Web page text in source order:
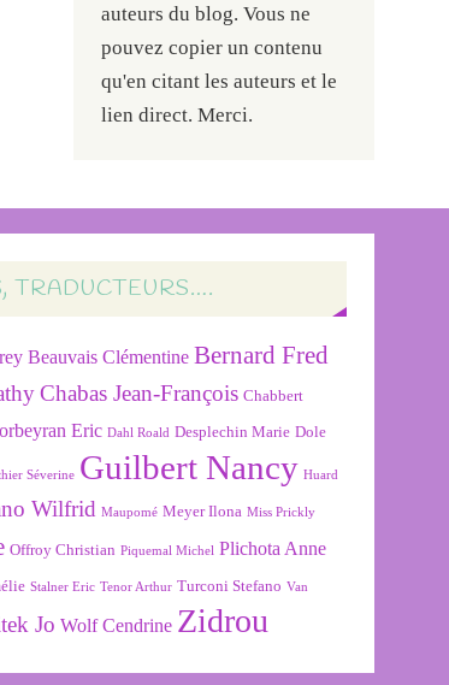
auteurs du blog. Vous ne
pouvez copier un contenu
qu'en citant les auteurs et le
lien direct. Merci.
TRADUCTEURS….
Beauvais Clémentine Bernard Fred
Chabas Jean-François Chabbert
Eric Dahl Roald Desplechin Marie Dole
Séverine Guilbert Nancy Huard
Wilfrid Maupomé Meyer Ilona Miss Prickly
Offroy Christian Piquemal Michel Plichota Anne
Stalner Eric Tenor Arthur Turconi Stefano Van
Jo Wolf Cendrine Zidrou